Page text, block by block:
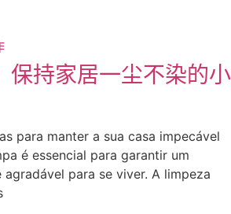
保持家居一尘不染的小
para manter a sua casa impecável
é essencial para garantir um
agradável para se viver. A limpeza